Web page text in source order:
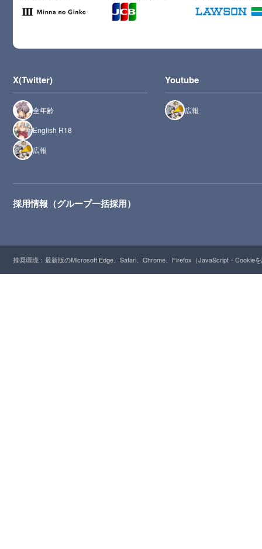
X(Twitter)
全年齢
English R18
広報
Youtube
広報
採用情報（グループ一括採用）
推奨環境：最新版のMicrosoft Edge、Safari、Chrome、Firefox（JavaScript・Cookie